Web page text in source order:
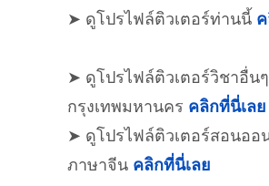
➤ ดูโปรไฟล์ติวเตอร์ท่านนี้
➤ ดูโปรไฟล์ติวเตอร์วิชาอื่น
กรุงเทพมหานคร คลิกที่นี่เลย
➤ ดูโปรไฟล์ติวเตอร์สอนออ
ภาษาจีน คลิกที่นี่เลย